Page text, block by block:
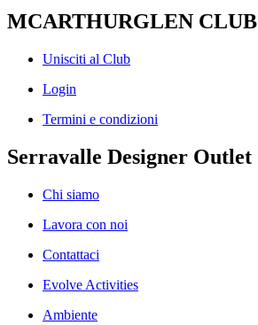
MCARTHURGLEN CLUB
Unisciti al Club
Login
Termini e condizioni
Serravalle Designer Outlet
Chi siamo
Lavora con noi
Contattaci
Evolve Activities
Ambiente